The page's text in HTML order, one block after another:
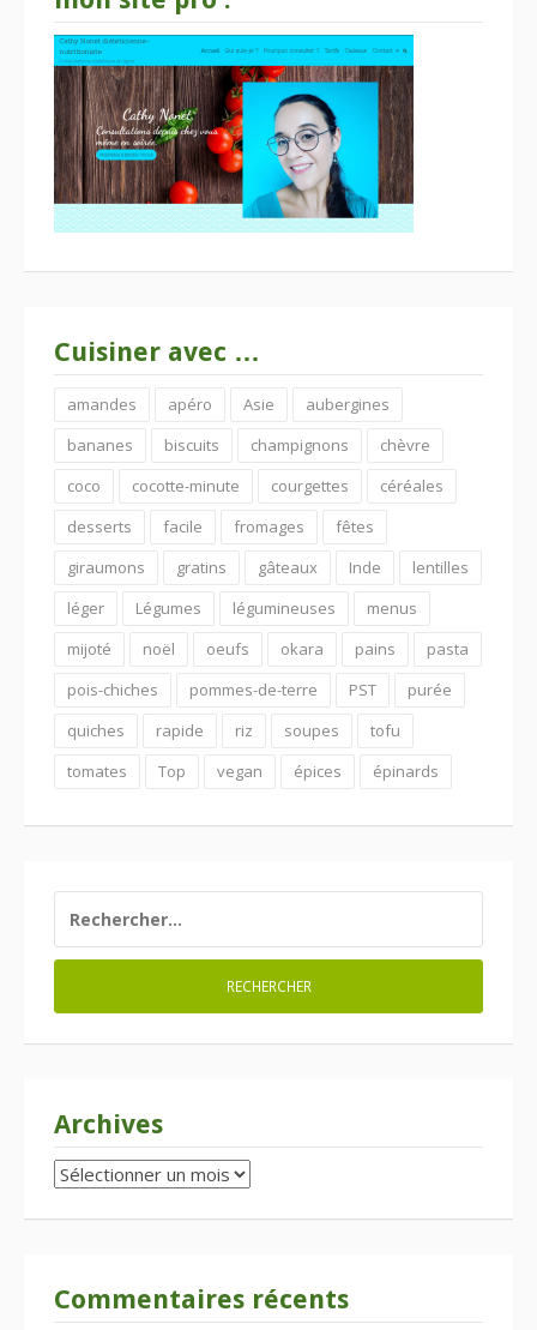
Cuisiner avec …
amandes apéro Asie
aubergines
bananes
biscuits champignons
chèvre
coco
cocotte-minute courgettes
céréales
desserts
facile fromages
fêtes
giraumons
gratins gâteaux Inde
lentilles
léger
Légumes légumineuses
menus
mijoté
noël oeufs okara pains
pasta
pois-chiches
pommes-de-terre PST
purée
quiches
rapide riz soupes
tofu
tomates
Top vegan épices épinards
Archives
Archives
Commentaires récents